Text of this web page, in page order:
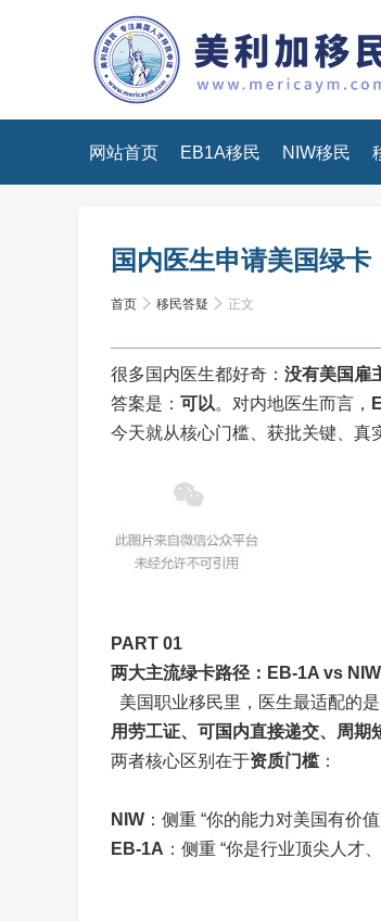
网站首页 EB1A移民 NIW移民
国内医生申请美国绿卡
首页 移民答疑 正文
很多国内医生都好奇： 没有美国雇
答案是： 可以。对内地医生而言，
今天就从核心门槛、获批关键、真
PART 01
两大主流绿卡路径：EB-1A vs NIW
美国职业移民里，医生最适配的是
用劳工证、可国内直接递交、周期
两者核心区别在于资质门槛：
NIW ：侧重 “你的能力对美国有价
EB-1A ：侧重 “你是行业顶尖人才